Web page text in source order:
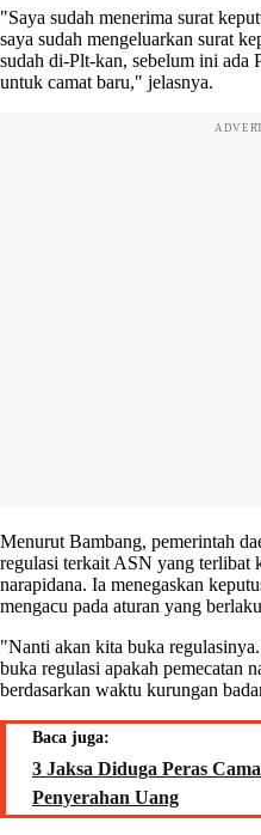
"Saya sudah menerima surat
saya sudah mengeluarkan surat
sudah di-Plt-kan, sebelum ini
untuk camat baru," jelasnya.
Menurut Bambang, pemerintah
regulasi terkait ASN yang terlibat
narapidana. Ia menegaskan
mengacu pada aturan yang
"Nanti akan kita buka
buka regulasi apakah pemecatan
berdasarkan waktu kurungan
Baca juga:
3 Jaksa Diduga Peras
Penyerahan Uang